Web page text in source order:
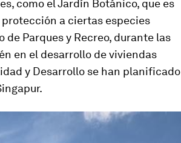
como el Jardín Botánico, que es
protección a ciertas especies
Parques y Recreo, durante las
en el desarrollo de viviendas
y Desarrollo se han planificado